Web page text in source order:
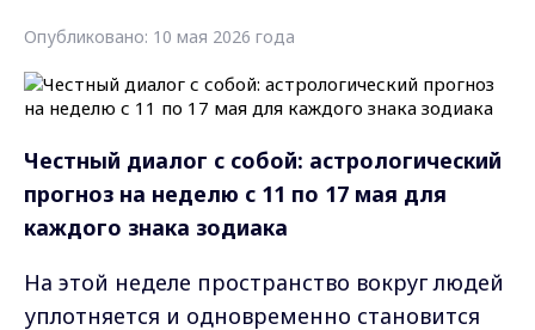
Опубликовано: 10 мая 2026 года
Честный диалог с собой: астрологический
прогноз на неделю с 11 по 17 мая для
каждого знака зодиака
На этой неделе пространство вокруг людей
уплотняется и одновременно становится